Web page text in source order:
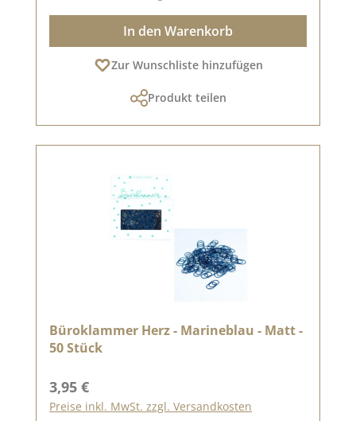
In den Warenkorb
Zur Wunschliste hinzufügen
Produkt teilen
Büroklammer Herz - Marineblau - Matt -
50 Stück
Regulärer Preis:
3,95 €
Preise inkl. MwSt. zzgl. Versandkosten